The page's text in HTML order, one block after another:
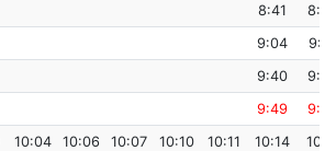
8:41
9:04
9:40
9:49
10:04 10:06 10:07 10:10 10:11 10:14